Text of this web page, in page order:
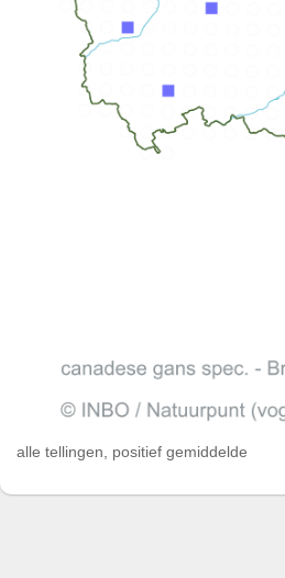
alle tellingen, positief gemiddelde